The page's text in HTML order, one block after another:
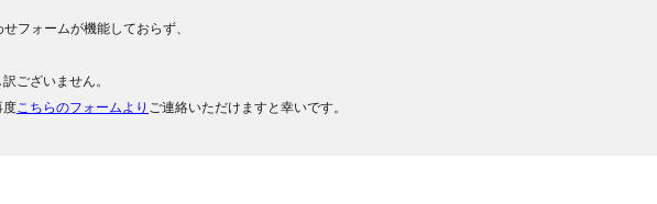
フォームが機能しておらず、
ございません。
度こちらのフォームより ご連絡いただけますと幸いです。